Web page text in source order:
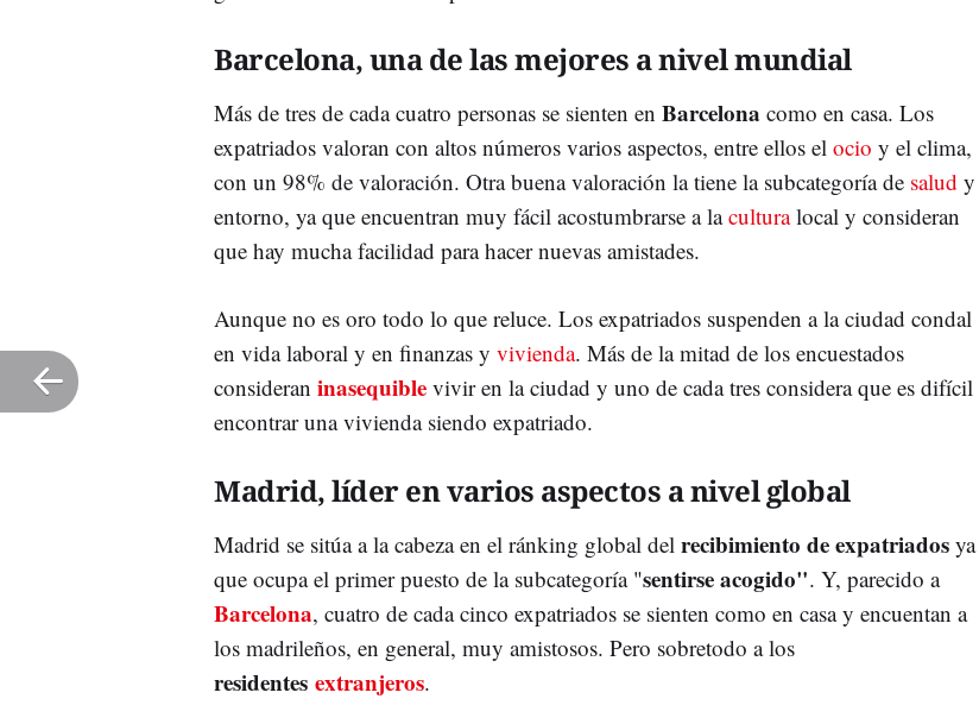
Barcelona, una de las mejores a nivel mundial
Más de tres de cada cuatro personas se sienten en Barcelona como en casa. Los
expatriados valoran con altos números varios aspectos, entre ellos el ocio y el clima,
con un 98% de valoración. Otra buena valoración la tiene la subcategoría de salud y
entorno, ya que encuentran muy fácil acostumbrarse a laculturalocal y consideran
que hay mucha facilidad para hacer nuevas amistades.
Aunque no es oro todo lo que reluce. Los expatriados suspenden a la ciudad condal
en vida laboral y en finanzas y vivienda. Más de la mitad de los encuestados
consideran inasequible vivir en la ciudad y uno de cada tres considera que es difícil
encontrar una vivienda siendo expatriado.
Madrid, líder en varios aspectos a nivel global
Madrid se sitúa a la cabeza en el ránking global del recibimiento de expatriados ya
que ocupa el primer puesto de la subcategoría "sentirse acogido". Y, parecido a
Barcelona, cuatro de cada cinco expatriados se sienten como en casa y encuentan a
los madrileños, en general, muy amistosos. Pero sobretodo a los
residentes extranjeros.